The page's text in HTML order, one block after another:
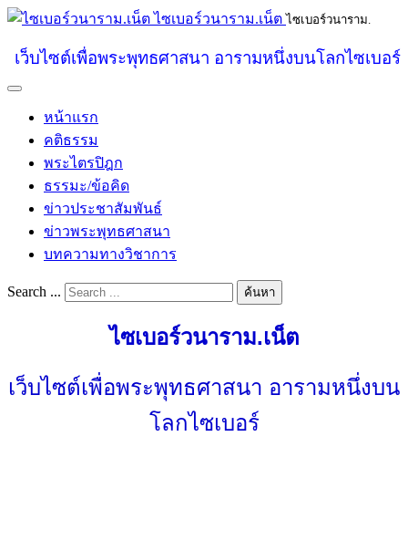
ไซเบอร์วนาราม.เน็ต ไซเบอร์วนาราม.
เว็บไซต์เพื่อพระพุทธศาสนา อารามหนึ่งบนโลกไซเบอร์
หน้าแรก
คติธรรม
พระไตรปิฎก
ธรรมะ/ข้อคิด
ข่าวประชาสัมพันธ์
ข่าวพระพุทธศาสนา
บทความทางวิชาการ
Search ... ค้นหา
ไซเบอร์วนาราม.เน็ต
เว็บไซต์เพื่อพระพุทธศาสนา อารามหนึ่งบน
โลกไซเบอร์